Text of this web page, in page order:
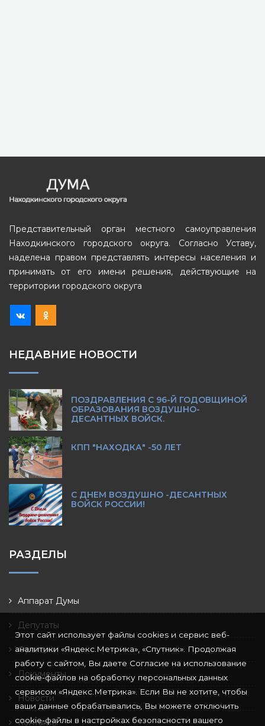
Представительный орган местного самоуправления
Находкинского городского округа. Согласно Уставу,
наделена правом представлять интересы населения и
принимать от его имени решения, действующие на
территории городского округа
НЕДАВНИЕ НОВОСТИ
ПОЗДРАВЛЕНИЯ С 96-Й ГОДОВЩИНОЙ
ОБРАЗОВАНИЯ ВОЗДУШНО-
ДЕСАНТНЫХ ВОЙСК.
КПП "НАХОДКА" -50 ЛЕТ
С ДНЕМ ВОЗДУШНО -ДЕСАНТНЫХ
ВОЙСК РОССИИ!
РАЗДЕЛЫ
Аппарат Думы
Депутаты
Фракции
Документы
Новости
Контакты
Этот сайт использует файлы cookies и сервис веб-
аналитики «Яндекс.Метрика», «Спутник». Продолжая
работу с сайтом, Вы даете Согласие на использование
cookie-файлов на обработку персональных данных
сервисом «Яндекс.Метрика». Если Вы не хотите, чтобы
ваши данные обрабатывались, Вы можете отключить
cookie-файлы в настройках безопасности вашего